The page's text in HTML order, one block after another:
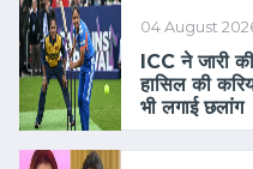
04 August
ICC ने जारी
हासिल की
भी लगाई छलांग